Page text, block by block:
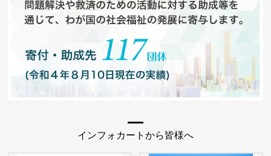
インフォカートから皆様へ